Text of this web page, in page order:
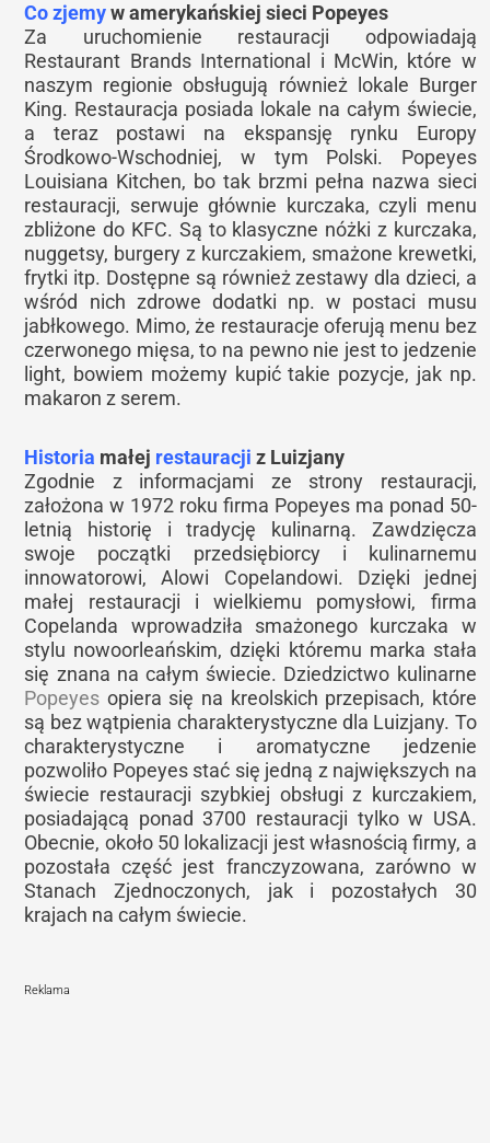
Co zjemyw amerykańskiej sieci Popeyes
Za uruchomienie restauracji odpowiadają
Restaurant Brands International i McWin, które w
naszym regionie obsługują również lokale Burger
King. Restauracja posiada lokale na całym świecie,
a teraz postawi na ekspansję rynku Europy
Środkowo-Wschodniej, w tym Polski. Popeyes
Louisiana Kitchen, bo tak brzmi pełna nazwa sieci
restauracji, serwuje głównie kurczaka, czyli menu
zbliżone do KFC. Są to klasyczne nóżki z kurczaka,
nuggetsy, burgery z kurczakiem, smażone krewetki,
frytki itp. Dostępne są również zestawy dla dzieci, a
wśród nich zdrowe dodatki np. w postaci musu
jabłkowego. Mimo, że restauracje oferują menu bez
czerwonego mięsa, to na pewno nie jest to jedzenie
light, bowiem możemy kupić takie pozycje, jak np.
makaron z serem.
Historia małej restauracji z Luizjany
Zgodnie z informacjami ze strony restauracji,
założona w 1972 roku firma Popeyes ma ponad 50-
letnią historię i tradycję kulinarną. Zawdzięcza
swoje początki przedsiębiorcy i kulinarnemu
innowatorowi, Alowi Copelandowi. Dzięki jednej
małej restauracji i wielkiemu pomysłowi, firma
Copelanda wprowadziła smażonego kurczaka w
stylu nowoorleańskim, dzięki któremu marka stała
się znana na całym świecie. Dziedzictwo kulinarne
Popeyes opiera się na kreolskich przepisach, które
są bez wątpienia charakterystyczne dla Luizjany. To
charakterystyczne i aromatyczne jedzenie
pozwoliło Popeyes stać się jedną z największych na
świecie restauracji szybkiej obsługi z kurczakiem,
posiadającą ponad 3700 restauracji tylko w USA.
Obecnie, około 50 lokalizacji jest własnością firmy, a
pozostała część jest franczyzowana, zarówno w
Stanach Zjednoczonych, jak i pozostałych 30
krajach na całym świecie.
Reklama